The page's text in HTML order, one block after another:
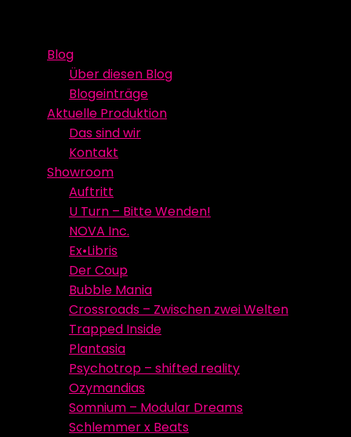
contentBlog
Über diesen Blog
Blogeinträge
Aktuelle Produktion
Das sind wir
Kontakt
Showroom
Auftritt
U Turn – Bitte Wenden!
NOVA Inc.
Ex•Libris
Der Coup
Bubble Mania
Crossroads – Zwischen zwei Welten
Trapped Inside
Plantasia
Psychotrop – shifted reality
Ozymandias
Somnium – Modular Dreams
Schlemmer x Beats